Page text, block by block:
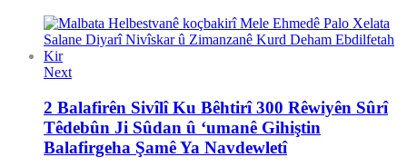
Next
2 Balafirên Sivîlî Ku Bêhtirî 300 Rêwiyên Sûrî
Têdebûn Ji Sûdan û ‘umanê Gihiştin
Balafirgeha Şamê Ya Navdewletî